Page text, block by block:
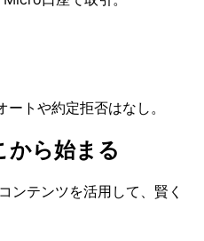
ートや約定拒否はなし。
から始まる
ンテンツを活用して、 賢く